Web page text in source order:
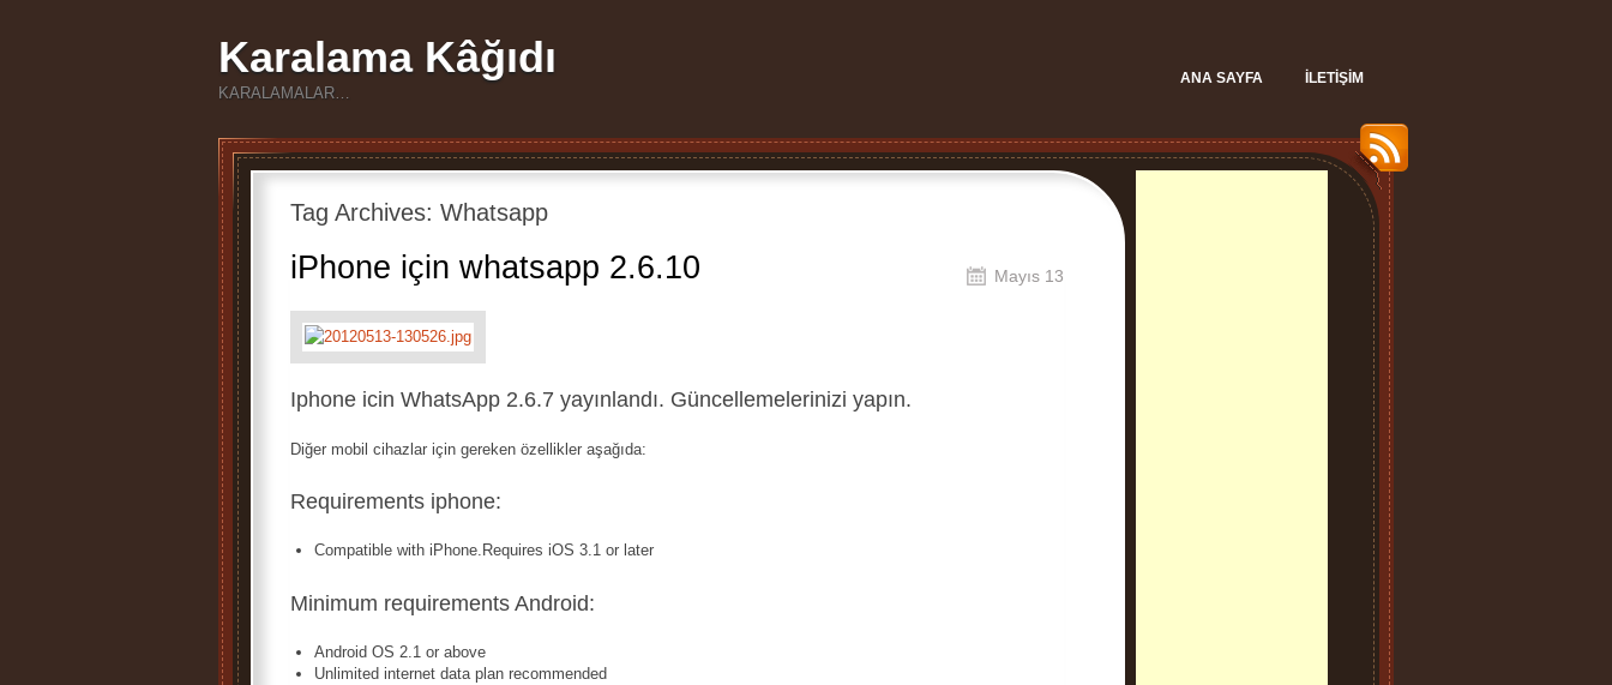
Karalama Kâğıdı
KARALAMALAR…
ANA SAYFA İLETIŞIM
Tag Archives: Whatsapp
iPhone için whatsapp 2.6.10 Mayıs 13
Iphone icin WhatsApp 2.6.7 yayınlandı. Güncellemelerinizi yapın.
Diğer mobil cihazlar için gereken özellikler aşağıda:
Requirements iphone:
Compatible with iPhone.Requires iOS 3.1 or later
Minimum requirements Android:
Android OS 2.1 or above
Unlimited internet data plan recommended